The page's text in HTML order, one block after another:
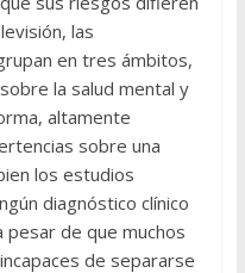
las
en tres ámbitos,
la salud mental y
altamente
sobre una
los estudios
diagnóstico clínico
de que muchos
de separarse